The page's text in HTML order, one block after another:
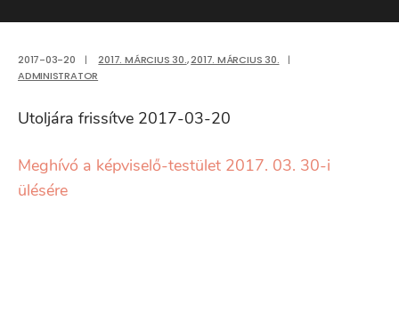
2017-03-20 | 2017. MÁRCIUS 30.,2017. MÁRCIUS 30.
|
ADMINISTRATOR
Utoljára frissítve 2017-03-20
Meghívó a képviselő-testület 2017. 03. 30-i
ülésére